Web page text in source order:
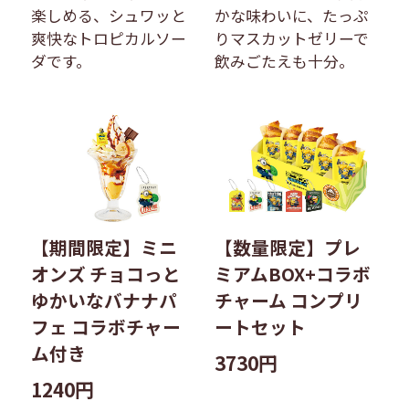
楽しめる、シュワッと
爽快なトロピカルソー
ダです。
かな味わいに、たっぷ
りマスカットゼリーで
飲みごたえも十分。
【期間限定】ミニ
オンズ チョコっと
ゆかいなバナナパ
フェ コラボチャー
ム付き
1240円
【数量限定】プレ
ミアムBOX+コラボ
チャーム コンプリ
ートセット
3730円